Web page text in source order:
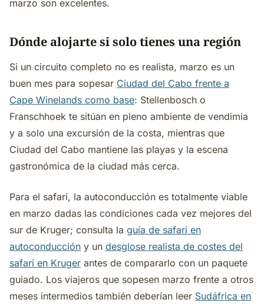
marzo son excelentes.
Dónde alojarte si solo tienes una región
Si un circuito completo no es realista, marzo es un
buen mes para sopesar Ciudad del Cabo frente a
Cape Winelands como base: Stellenbosch o
Franschhoek te sitúan en pleno ambiente de vendimia
y a solo una excursión de la costa, mientras que
Ciudad del Cabo mantiene las playas y la escena
gastronómica de la ciudad más cerca.
Para el safari, la autoconducción es totalmente viable
en marzo dadas las condiciones cada vez mejores del
sur de Kruger; consulta la guía de safari en
autoconducción y un desglose realista de costes del
safari en Kruger antes de compararlo con un paquete
guiado. Los viajeros que sopesen marzo frente a otros
meses intermedios también deberían leer Sudáfrica en